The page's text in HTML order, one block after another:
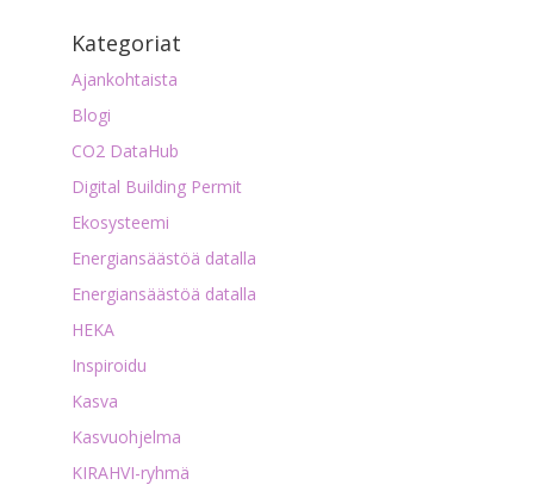
Kategoriat
Ajankohtaista
Blogi
CO2 DataHub
Digital Building Permit
Ekosysteemi
Energiansäästöä datalla
Energiansäästöä datalla
HEKA
Inspiroidu
Kasva
Kasvuohjelma
KIRAHVI-ryhmä